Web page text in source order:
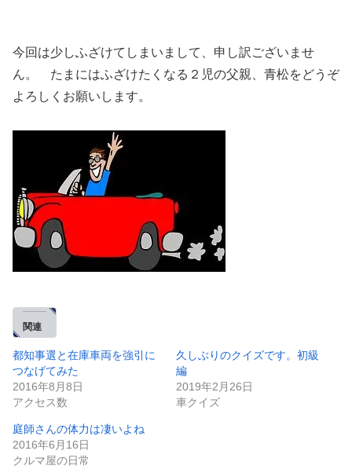
今回は少しふざけてしまいまして、申し訳ございませ
ん。 たまにはふざけたくなる２児の父親、青松をどうぞ
よろしくお願いします。
関連
都知事選と在庫車両を強引に
つなげてみた
2016年8月8日
アクセス数
久しぶりのクイズです。初級
編
2019年2月26日
車クイズ
庭師さんの体力は凄いよね
2016年6月16日
クルマ屋の日常